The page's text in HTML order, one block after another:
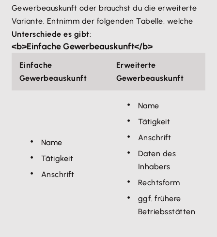
Gewerbeauskunft oder brauchst du die erweiterte
Variante. Entnimm der folgenden Tabelle, welche
Unterschiede es gibt:
<b>Einfache Gewerbeauskunft</b>
Einfache
Gewerbeauskunft
Erweiterte
Gewerbeauskunft
Name
Tätigkeit
Anschrift
Name
Tätigkeit
Anschrift
Daten des
Inhabers
Rechtsform
ggf. frühere
Betriebsstätten